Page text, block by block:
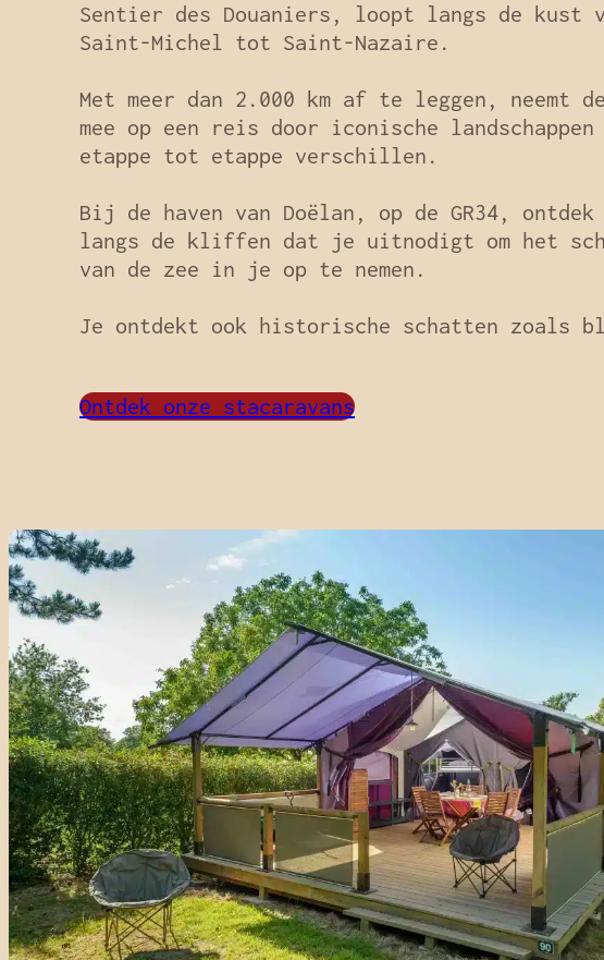
Sentier des Douaniers, loopt langs de kust
Saint-Michel tot Saint-Nazaire.
Met meer dan 2.000 km af te leggen, neemt
mee op een reis door iconische
etappe tot etappe verschillen.
Bij de haven van Doëlan, op de GR34,
langs de kliffen dat je uitnodigt om het
van de zee in je op te nemen.
Je ontdekt ook historische schatten zoals
Ontdek onze stacaravans